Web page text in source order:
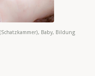
(Schatzkammer), Baby, Bildung